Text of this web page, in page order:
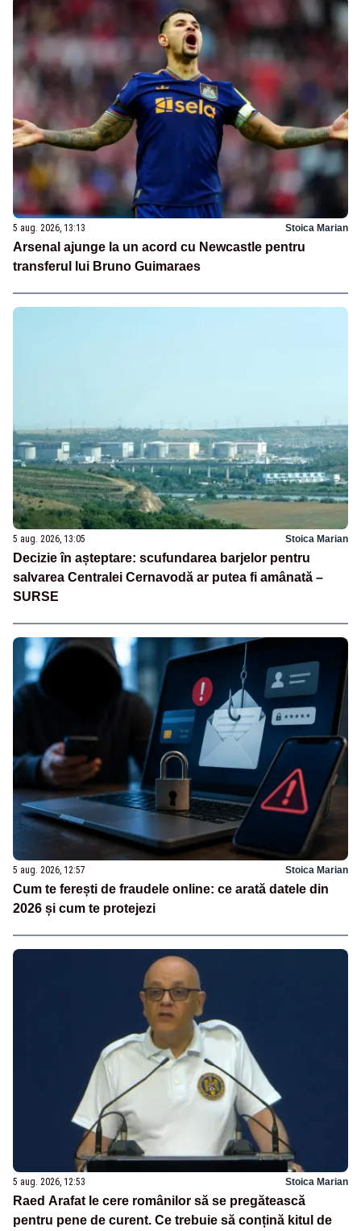
5 aug. 2026, 13:13 Stoica Marian
Arsenal ajunge la un acord cu Newcastle pentru
transferul lui Bruno Guimaraes
5 aug. 2026, 13:05 Stoica Marian
Decizie în așteptare: scufundarea barjelor pentru
salvarea Centralei Cernavodă ar putea fi amânată –
SURSE
5 aug. 2026, 12:57 Stoica Marian
Cum te ferești de fraudele online: ce arată datele din
2026 și cum te protejezi
5 aug. 2026, 12:53 Stoica Marian
Raed Arafat le cere românilor să se pregătească
pentru pene de curent. Ce trebuie să conțină kitul de